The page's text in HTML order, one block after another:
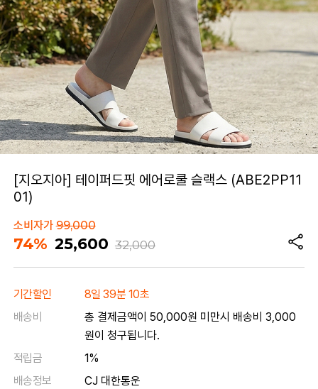
[지오지아] 테이퍼드핏 에어로쿨 슬랙스 (ABE2PP11
01)
소비자가99,000
74% 25,600 32,000
기간할인
8일 39분 10초
배송비
총 결제금액이 50,000원 미만시 배송비 3,000
원이 청구됩니다.
적립금
1%
배송정보
CJ 대한통운